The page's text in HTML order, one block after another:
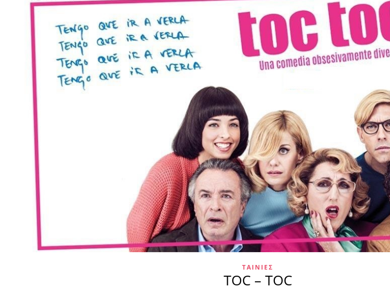
ΤΑΙΝΊΕΣ
ΤOC – ΤOC